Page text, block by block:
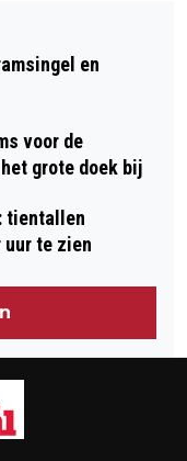
DOLFJE
BREDA
MOTTO
en
voor de
grote doek bij
tientallen
te zien